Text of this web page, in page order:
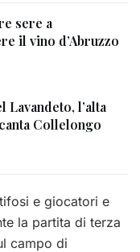
sere a
il vino d’Abruzzo
Lavandeto, l’alta
Collelongo
e giocatori e
la partita di terza
campo di